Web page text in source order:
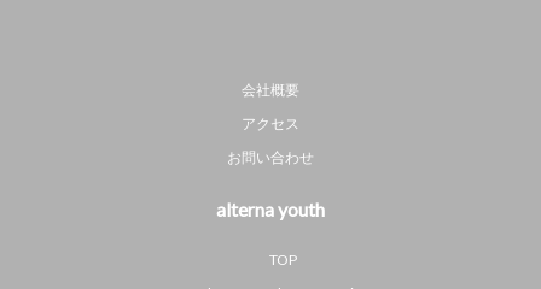
会社概要
アクセス
お問い合わせ
alterna youth
TOP